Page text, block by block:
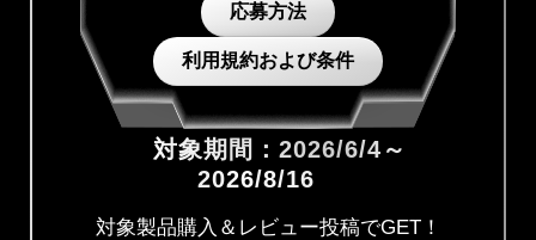
応募方法
利用規約および条件
対象期間：2026/6/4～
2026/8/16
対象製品購入＆レビュー投稿でGET！